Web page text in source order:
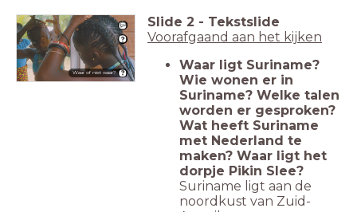
Waar of niet waar?
Slide 2 - Tekstslide
Voorafgaand aan het kijken
Waar ligt Suriname?
Wie wonen er in
Suriname? Welke talen
worden er gesproken?
Wat heeft Suriname
met Nederland te
maken? Waar ligt het
dorpje Pikin Slee?
Suriname ligt aan de
noordkust van Zuid-